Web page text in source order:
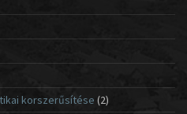
korszerűsítése (2)